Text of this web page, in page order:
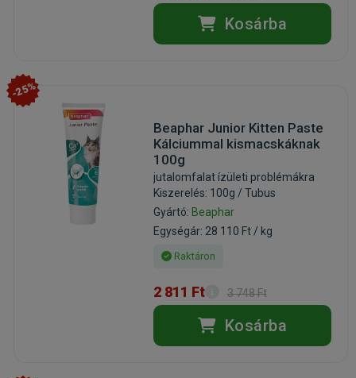
Kosárba
-25%
Beaphar Junior Kitten Paste
Kálciummal kismacskáknak
100g
jutalomfalat ízületi problémákra
Kiszerelés: 100g / Tubus
Gyártó: Beaphar
Egységár: 28 110 Ft / kg
Raktáron
2 811 Ft 3 748 Ft
Kosárba